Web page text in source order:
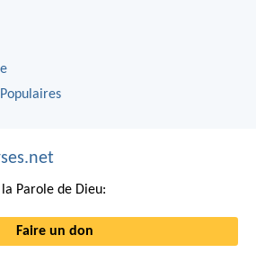
Parole de Dieu:
Faire un don